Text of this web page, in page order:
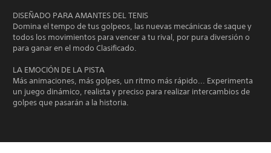
DISEÑADO PARA AMANTES DEL TENIS
Domina el tempo de tus golpeos, las nuevas mecánicas de saque y
todos los movimientos para vencer a tu rival, por pura diversión o
para ganar en el modo Clasificado.
LA EMOCIÓN DE LA PISTA
Más animaciones, más golpes, un ritmo más rápido... Experimenta
un juego dinámico, realista y preciso para realizar intercambios de
golpes que pasarán a la historia.